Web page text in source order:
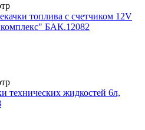
топлива с счетчиком 12V
БАК.12082
технических жидкостей 6л,